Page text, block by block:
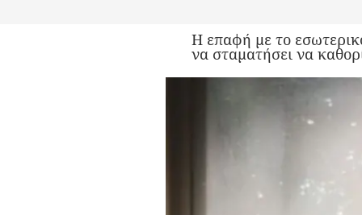
Η επαφή με το
να σταματήσει να